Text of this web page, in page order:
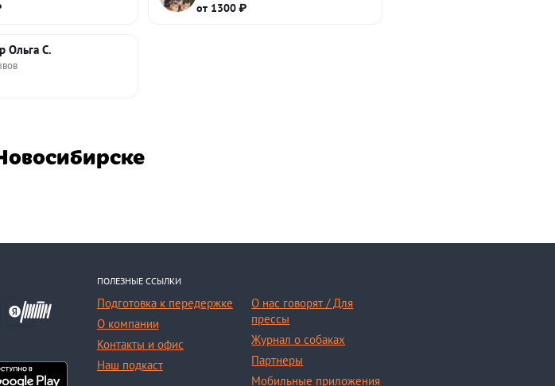
от 1300 ₽
Ольга С.
ПОЛЕЗНЫЕ ССЫЛКИ
Подготовка к передержке
О компании
Контакты и офис
Наш подкаст
О нас говорят / Для
прессы
Журнал о собаках
Партнеры
Мобильные приложения